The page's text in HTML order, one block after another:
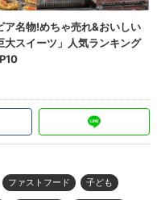
ファストフード 子ども